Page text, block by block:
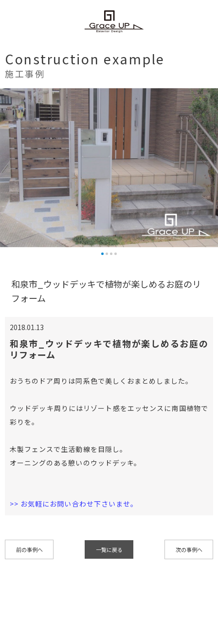
Construction example
施工事例
和泉市_ウッドデッキで植物が楽しめるお庭のリ
フォーム
2018.01.13
和泉市_ウッドデッキで植物が楽しめるお庭の
リフォーム
おうちのドア周りは同系色で美しくおまとめしました。
ウッドデッキ周りにはリゾート感をエッセンスに南国植物で
彩りを。
木製フェンスで生活動線を目隠し。
オーニングのある憩いのウッドデッキ。
>> お気軽にお問い合わせ下さいませ。
前の事例へ 一覧に戻る 次の事例へ